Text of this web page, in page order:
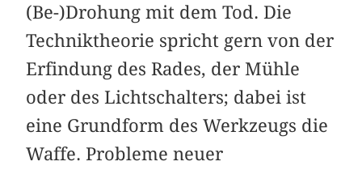
(Be-)Drohung mit dem Tod. Die
Techniktheorie spricht gern von der
Erfindung des Rades, der Mühle
oder des Lichtschalters; dabei ist
eine Grundform des Werkzeugs die
Waffe. Probleme neuer